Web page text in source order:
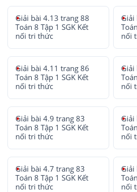
Giải bài 4.13 trang 88
Toán 8 Tập 1 SGK Kết
nối tri thức
Giải
nối
Giải bài 4.11 trang 86
Toán 8 Tập 1 SGK Kết
nối tri thức
Giải
nối
Giải bài 4.9 trang 83
Toán 8 Tập 1 SGK Kết
nối tri thức
Giải
nối
Giải bài 4.7 trang 83
Toán 8 Tập 1 SGK Kết
nối tri thức
Giải
nối